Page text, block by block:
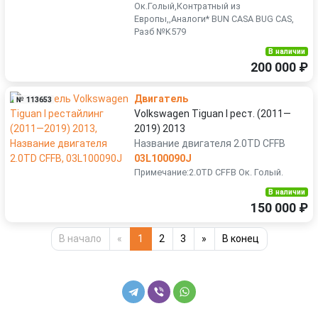
Ок.Голый,Контратный из
Европы,,Аналоги* BUN CASA BUG CAS,
Разб №K579
В наличии
200 000 ₽
№ 113653
Двигатель
Volkswagen Tiguan I рест. (2011—
2019) 2013
Название двигателя 2.0TD CFFB
03L100090J
Примечание:2.0TD CFFB Ок. Голый.
В наличии
150 000 ₽
В начало « 1 2 3 » В конец